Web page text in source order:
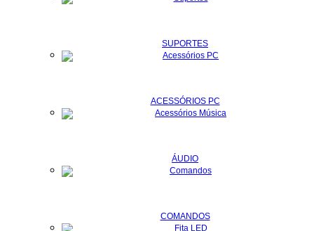
SUPORTES
ACESSÓRIOS PC
ÁUDIO
COMANDOS